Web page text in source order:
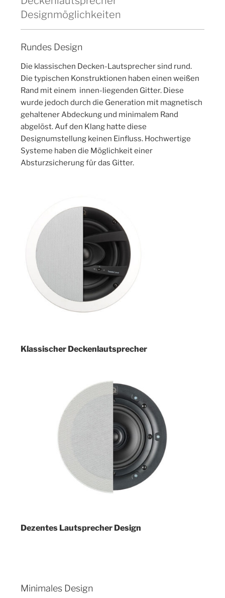
Designmöglichkeiten
Rundes Design
Die klassischen Decken-Lautsprecher sind rund.
Die typischen Konstruktionen haben einen weißen
Rand mit einem innen-liegenden Gitter. Diese
wurde jedoch durch die Generation mit magnetisch
gehaltener Abdeckung und minimalem Rand
abgelöst. Auf den Klang hatte diese
Designumstellung keinen Einfluss. Hochwertige
Systeme haben die Möglichkeit einer
Absturzsicherung für das Gitter.
Klassischer Deckenlautsprecher
Dezentes Lautsprecher Design
Minimales Design